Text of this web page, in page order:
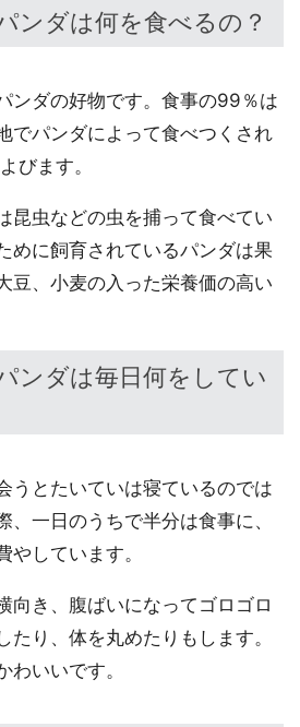
ンダは何を食べるの？
ンダの好物です。食事の99％は
でパンダによって食べつくされ
びます。
昆虫などの虫を捕って食べてい
めに飼育されているパンダは果
豆、小麦の入った栄養価の高い
ンダは毎日何をしてい
うとたいていは寝ているのでは
、一日のうちで半分は食事に、
やしています。
き、腹ばいになってゴロゴロ
たり、体を丸めたりもします。
わいいです。